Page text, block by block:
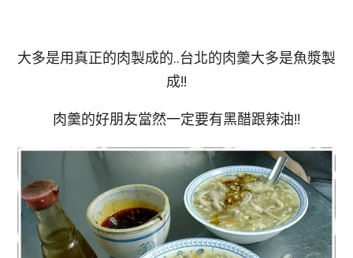
大多是用真正的肉製成的..台北的肉羹大多是魚漿製
成!!
肉羹的好朋友當然一定要有黑醋跟辣油!!